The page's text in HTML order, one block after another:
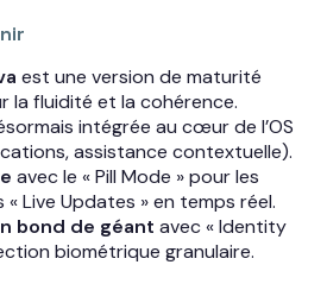
est une version de maturité
la fluidité et la cohérence.
intégrée au cœur de l’OS
assistance contextuelle).
avec le « Pill Mode » pour les
Live Updates » en temps réel.
bond de géant avec « Identity
biométrique granulaire.